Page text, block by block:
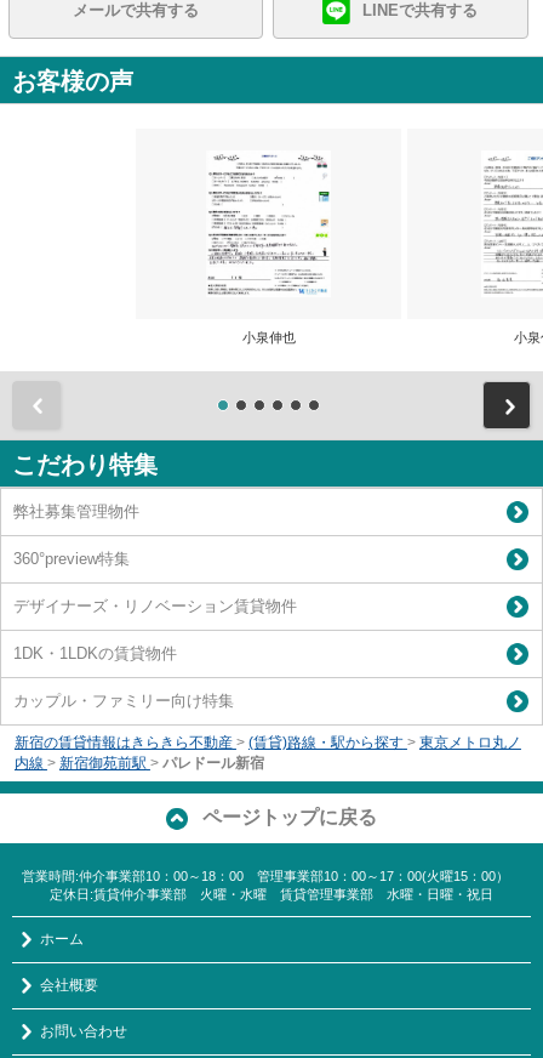
メールで共有する LINEで共有する
お客様の声
小泉伸也 小泉
こだわり特集
弊社募集管理物件
360°preview特集
デザイナーズ・リノベーション賃貸物件
1DK・1LDKの賃貸物件
カップル・ファミリー向け特集
新宿の賃貸情報はきらきら不動産 > (賃貸)路線・駅から探す > 東京メトロ丸ノ
内線 > 新宿御苑前駅 > パレドール新宿
ページトップに戻る
営業時間:仲介事業部10：00～18：00 管理事業部10：00～17：00(火曜15：00）
定休日:賃貸仲介事業部 火曜・水曜 賃貸管理事業部 水曜・日曜・祝日
ホーム
会社概要
お問い合わせ